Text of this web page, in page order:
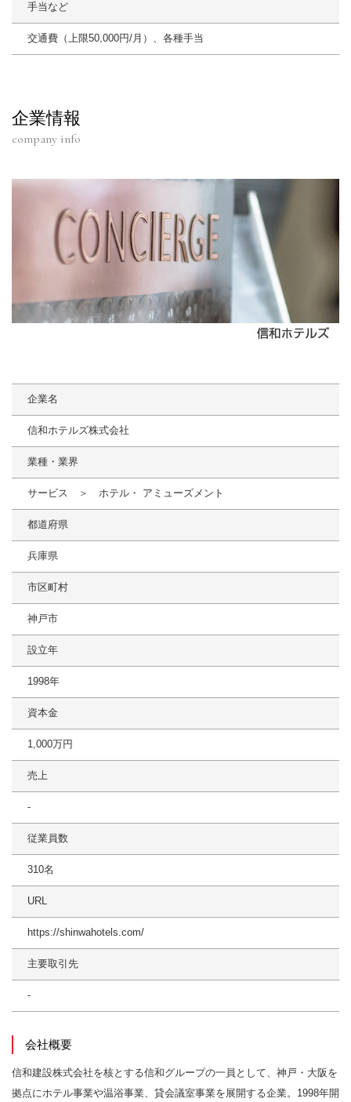
手当など
交通費（上限50,000円/月）、各種手当
企業情報
company info
企業名
信和ホテルズ株式会社
業種・業界
サービス ＞ ホテル・ アミューズメント
都道府県
兵庫県
市区町村
神戸市
設立年
1998年
資本金
1,000万円
売上
-
従業員数
310名
URL
https://shinwahotels.com/
主要取引先
-
会社概要
信和建設株式会社を核とする信和グループの一員として、神戸・大阪を
拠点にホテル事業や温浴事業、貸会議室事業を展開する企業。1998年開